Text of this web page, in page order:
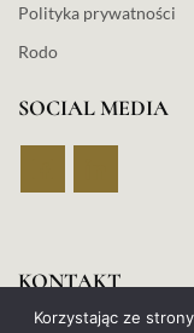
Polityka prywatności
Rodo
SOCIAL MEDIA
KONTAKT
Korzystając ze